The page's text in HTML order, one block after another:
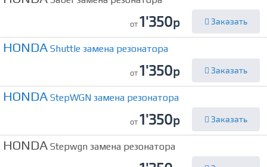
от1'350р Заказать
HONDA Shuttle замена резонатора
от1'350р Заказать
HONDA StepWGN замена резонатора
от1'350р Заказать
HONDA Stepwgn замена резонатора